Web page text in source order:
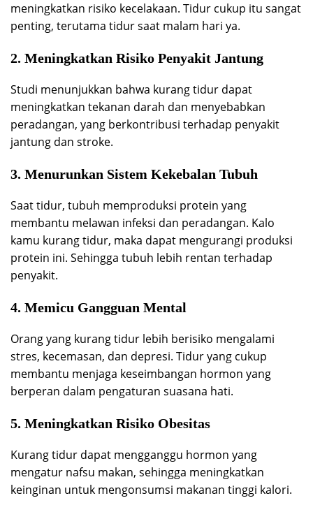
meningkatkan risiko kecelakaan. Tidur cukup itu sangat
penting, terutama tidur saat malam hari ya.
2. Meningkatkan Risiko Penyakit Jantung
Studi menunjukkan bahwa kurang tidur dapat
meningkatkan tekanan darah dan menyebabkan
peradangan, yang berkontribusi terhadap penyakit
jantung dan stroke.
3. Menurunkan Sistem Kekebalan Tubuh
Saat tidur, tubuh memproduksi protein yang
membantu melawan infeksi dan peradangan. Kalo
kamu kurang tidur, maka dapat mengurangi produksi
protein ini. Sehingga tubuh lebih rentan terhadap
penyakit.
4. Memicu Gangguan Mental
Orang yang kurang tidur lebih berisiko mengalami
stres, kecemasan, dan depresi. Tidur yang cukup
membantu menjaga keseimbangan hormon yang
berperan dalam pengaturan suasana hati.
5. Meningkatkan Risiko Obesitas
Kurang tidur dapat mengganggu hormon yang
mengatur nafsu makan, sehingga meningkatkan
keinginan untuk mengonsumsi makanan tinggi kalori.